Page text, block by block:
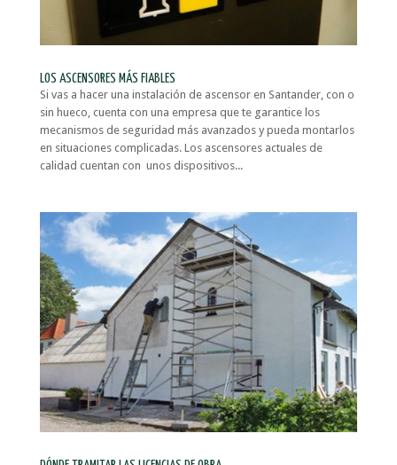
LOS ASCENSORES MÁS FIABLES
Si vas a hacer una instalación de ascensor en Santander, con o
sin hueco, cuenta con una empresa que te garantice los
mecanismos de seguridad más avanzados y pueda montarlos
en situaciones complicadas. Los ascensores actuales de
calidad cuentan con unos dispositivos...